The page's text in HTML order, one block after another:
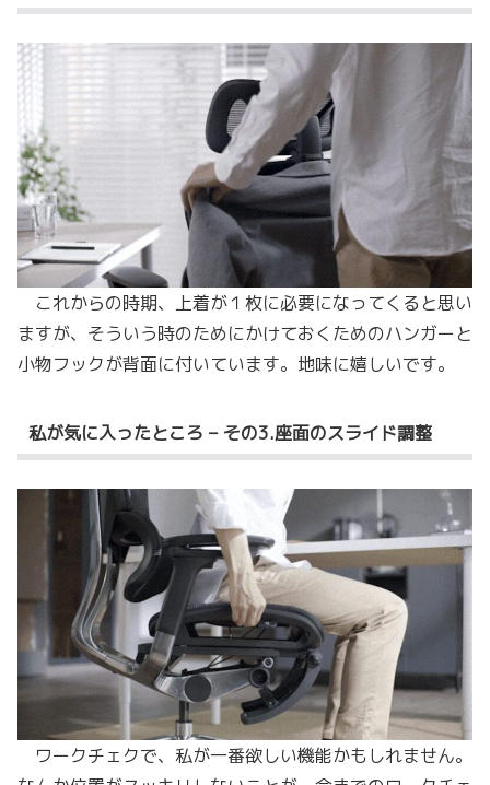
これからの時期、上着が１枚に必要になってくると思い
ますが、そういう時のためにかけておくためのハンガーと
小物フックが背面に付いています。地味に嬉しいです。
私が気に入ったところ – その3.座面のスライド調整
ワークチェクで、私が一番欲しい機能かもしれません。